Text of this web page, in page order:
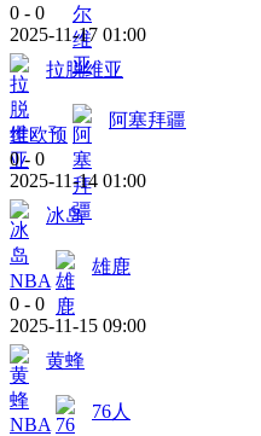
0 - 0
2025-11-17 01:00
拉脱维亚
世欧预
阿塞拜疆
0 - 0
2025-11-14 01:00
冰岛
NBA
雄鹿
0 - 0
2025-11-15 09:00
黄蜂
NBA
76人